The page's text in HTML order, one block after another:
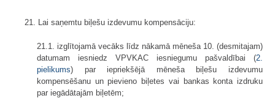
21. Lai saņemtu biļešu izdevumu kompensāciju:
21.1. izglītojamā vecāks līdz nākamā mēneša 10. (desmitajam)
datumam iesniedz VPVKAC iesniegumu pašvaldībai (2.
pielikums) par iepriekšējā mēneša biļešu izdevumu
kompensēšanu un pievieno biļetes vai bankas konta izdruku
par iegādātajām biļetēm;